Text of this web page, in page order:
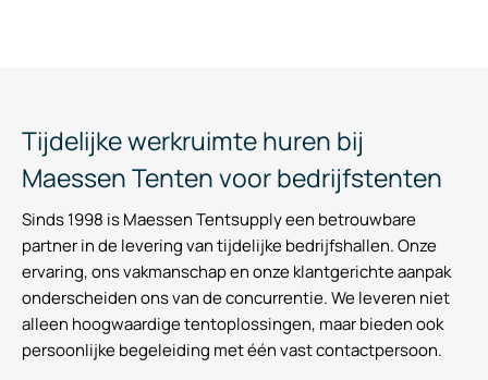
Tijdelijke werkruimte huren bij
Maessen Tenten voor bedrijfstenten
Sinds 1998 is Maessen Tentsupply een betrouwbare
partner in de levering van tijdelijke bedrijfshallen. Onze
ervaring, ons vakmanschap en onze klantgerichte aanpak
onderscheiden ons van de concurrentie. We leveren niet
alleen hoogwaardige tentoplossingen, maar bieden ook
persoonlijke begeleiding met één vast contactpersoon.